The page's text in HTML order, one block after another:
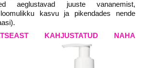
aeglustavad juuste vananemist,
kasvu ja pikendades nende
KAHJUSTATUD NAHA